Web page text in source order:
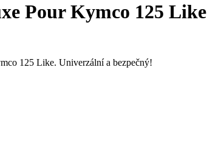
Pour Kymco 125 Like
125 Like. Univerzální a bezpečný!